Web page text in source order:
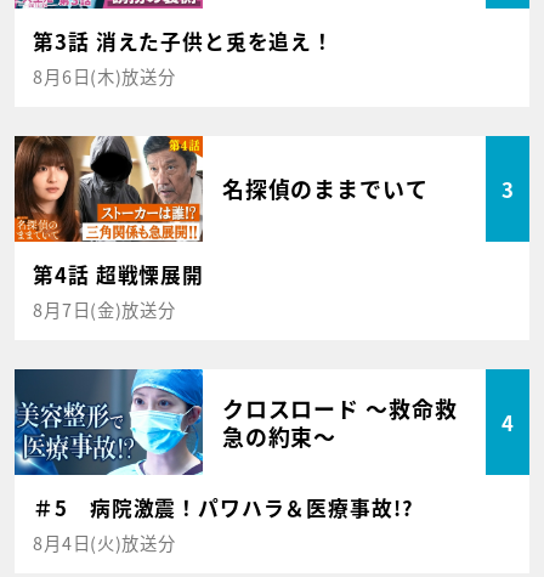
第3話 消えた子供と兎を追え！
8月6日(木)放送分
名探偵のままでいて 3
第4話 超戦慄展開
8月7日(金)放送分
クロスロード ～救命救
急の約束～
4
＃5 病院激震！パワハラ＆医療事故!?
8月4日(火)放送分